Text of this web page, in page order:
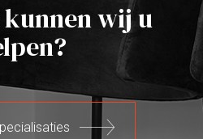
wij u